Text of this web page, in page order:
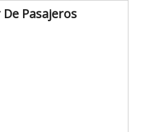
Pasajeros